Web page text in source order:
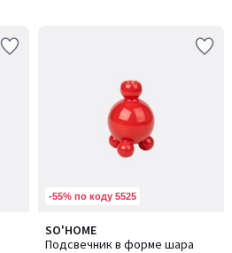
-55% по коду 5525
SO'HOME
Подсвечник в форме шара